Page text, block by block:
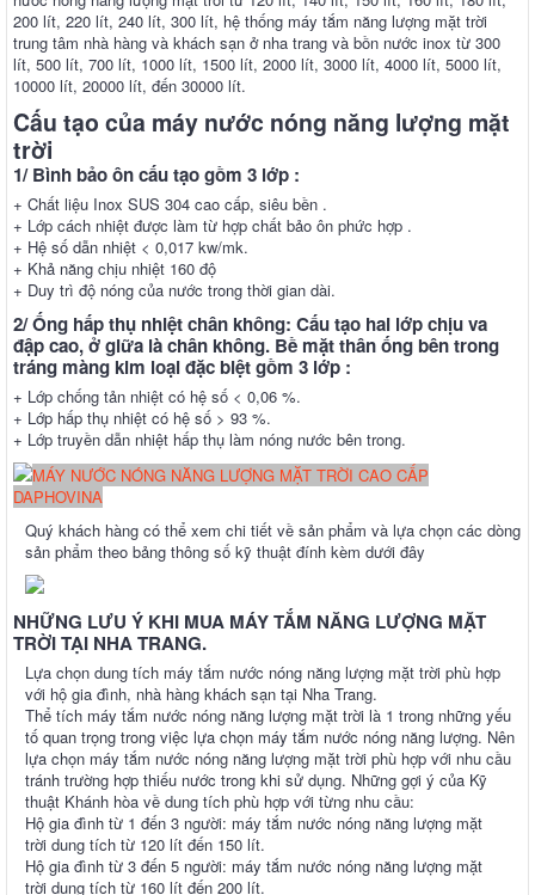
200 lít, 220 lít, 240 lít, 300 lít, hệ thống máy tắm năng lượng mặt trời
trung tâm nhà hàng và khách sạn ở nha trang và bồn nước inox từ 300
lít, 500 lít, 700 lít, 1000 lít, 1500 lít, 2000 lít, 3000 lít, 4000 lít, 5000 lít,
10000 lít, 20000 lít, đến 30000 lít.
Cấu tạo của máy nước nóng năng lượng mặt
trời
1/ Bình bảo ôn cấu tạo gồm 3 lớp :
+ Chất liệu Inox SUS 304 cao cấp, siêu bền .
+ Lớp cách nhiệt được làm từ hợp chất bảo ôn phức hợp .
+ Hệ số dẫn nhiệt < 0,017 kw/mk.
+ Khả năng chịu nhiệt 160 độ
+ Duy trì độ nóng của nước trong thời gian dài.
2/ Ống hấp thụ nhiệt chân không: Cấu tạo hai lớp chịu va
đập cao, ở giữa là chân không. Bề mặt thân ống bên trong
tráng màng kim loại đặc biệt gồm 3 lớp :
+ Lớp chống tản nhiệt có hệ số < 0,06 %.
+ Lớp hấp thụ nhiệt có hệ số > 93 %.
+ Lớp truyền dẫn nhiệt hấp thụ làm nóng nước bên trong.
MÁY NƯỚC NÓNG NĂNG LƯỢNG MẶT TRỜI CAO CẤP
DAPHOVINA
Quý khách hàng có thể xem chi tiết về sản phẩm và lựa chọn các dòng
sản phẩm theo bảng thông số kỹ thuật đính kèm dưới đây
NHỮNG LƯU Ý KHI MUA MÁY TẮM NĂNG LƯỢNG MẶT
TRỜI TẠI NHA TRANG.
Lựa chọn dung tích máy tắm nước nóng năng lượng mặt trời phù hợp
với hộ gia đình, nhà hàng khách sạn tại Nha Trang.
Thể tích máy tắm nước nóng năng lượng mặt trời là 1 trong những yếu
tố quan trọng trong việc lựa chọn máy tắm nước nóng năng lượng. Nên
lựa chọn máy tắm nước nóng năng lượng mặt trời phù hợp với nhu cầu
tránh trường hợp thiếu nước trong khi sử dụng. Những gợi ý của Kỹ
thuật Khánh hòa về dung tích phù hợp với từng nhu cầu:
Hộ gia đình từ 1 đến 3 người: máy tắm nước nóng năng lượng mặt
trời dung tích từ 120 lít đến 150 lít.
Hộ gia đình từ 3 đến 5 người: máy tắm nước nóng năng lượng mặt
trời dung tích từ 160 lít đến 200 lít.